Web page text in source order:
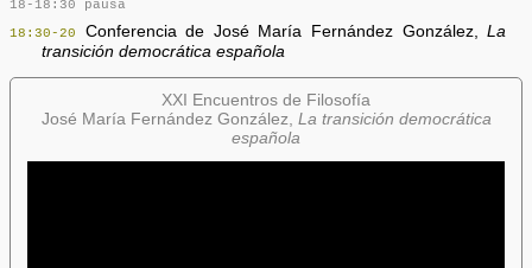
18-18:30 pausa
18:30-20
Conferencia de José María Fernández González,La
transición democrática española
XXI Encuentros de Filosofía
José María Fernández González, La transición democrática
española